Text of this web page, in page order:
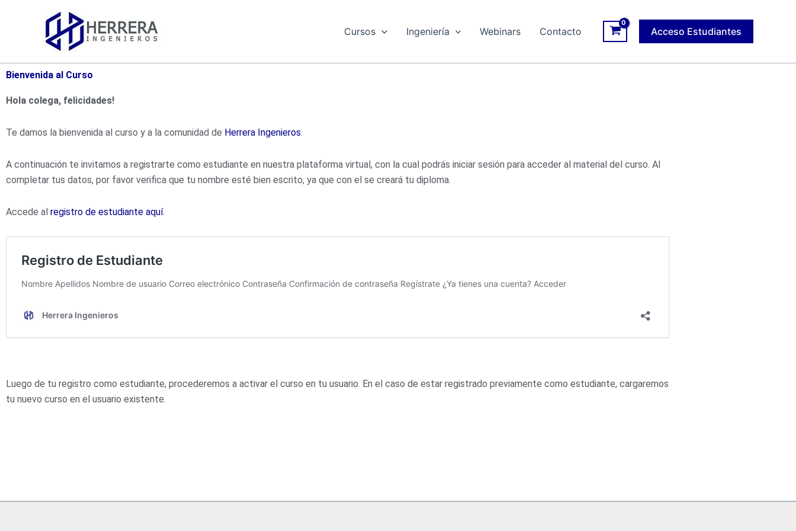
contenido
Cursos Ingeniería Webinars Contacto Acceso Estudiantes
Bienvenida al Curso
Hola colega, felicidades!
Te damos la bienvenida al curso y a la comunidad de Herrera Ingenieros.
A continuación te invitamos a registrarte como estudiante en nuestra plataforma virtual, con la cual podrás iniciar sesión para acceder al material del curso. Al
completar tus datos, por favor verifica que tu nombre esté bien escrito, ya que con el se creará tu diploma.
Accede al registro de estudiante aquí.
Luego de tu registro como estudiante, procederemos a activar el curso en tu usuario. En el caso de estar registrado previamente como estudiante, cargaremos
tu nuevo curso en el usuario existente.